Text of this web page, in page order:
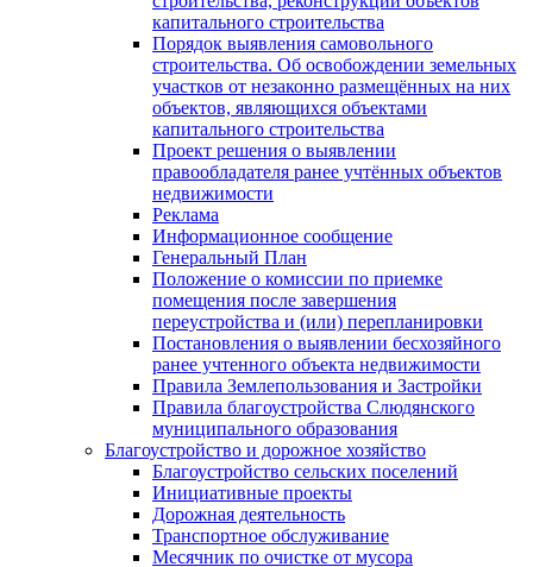
капитального строительства
Порядок выявления самовольного
строительства. Об освобождении земельных
участков от незаконно размещённых на них
объектов, являющихся объектами
капитального строительства
Проект решения о выявлении
правообладателя ранее учтённых объектов
недвижимости
Реклама
Информационное сообщение
Генеральный План
Положение о комиссии по приемке
помещения после завершения
переустройства и (или) перепланировки
Постановления о выявлении бесхозяйного
ранее учтенного объекта недвижимости
Правила Землепользования и Застройки
Правила благоустройства Слюдянского
муниципального образования
Благоустройство и дорожное хозяйство
Благоустройство сельских поселений
Инициативные проекты
Дорожная деятельность
Транспортное обслуживание
Месячник по очистке от мусора